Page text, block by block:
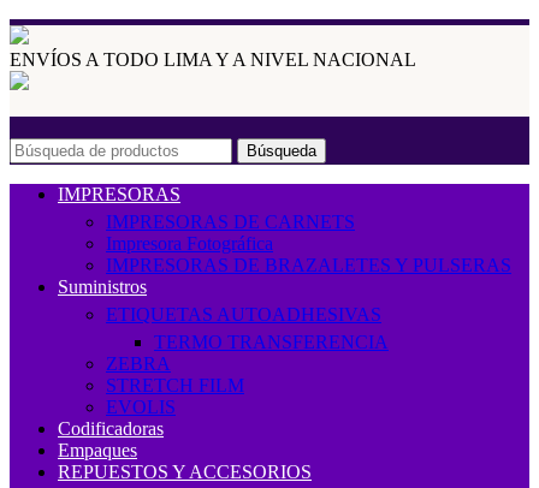
ENVÍOS A TODO LIMA Y A NIVEL NACIONAL
Búsqueda
IMPRESORAS
IMPRESORAS DE CARNETS
Impresora Fotográfica
IMPRESORAS DE BRAZALETES Y PULSERAS
Suministros
ETIQUETAS AUTOADHESIVAS
TERMO TRANSFERENCIA
ZEBRA
STRETCH FILM
EVOLIS
Codificadoras
Empaques
REPUESTOS Y ACCESORIOS